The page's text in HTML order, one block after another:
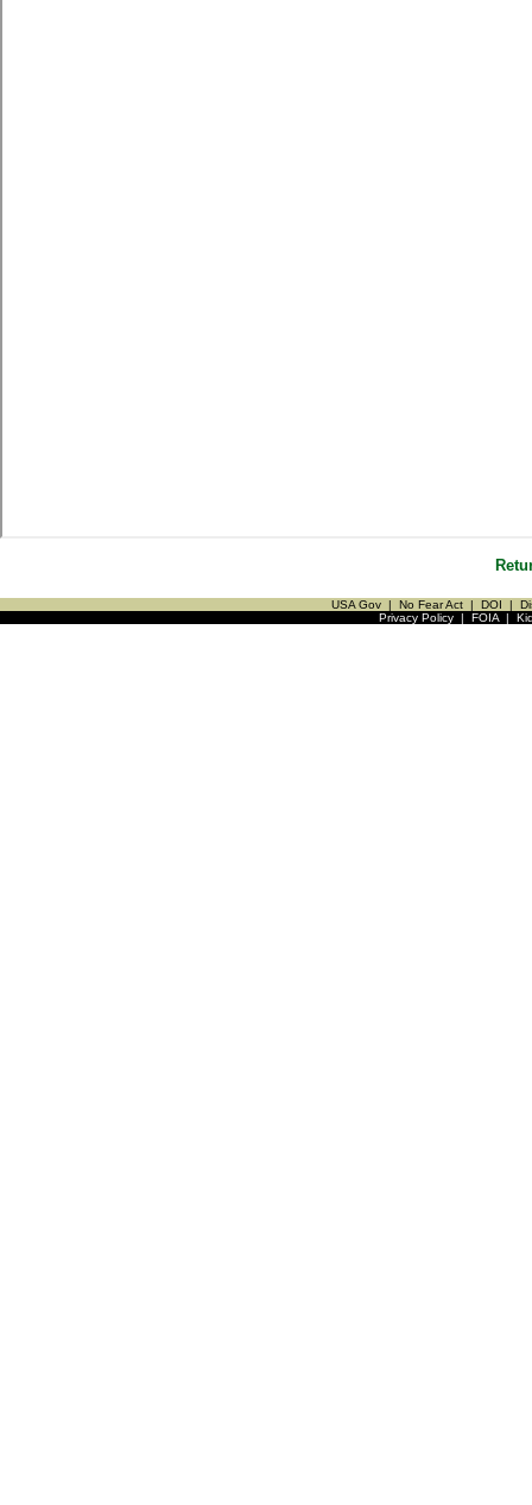
USA Gov | No Fear Act | DOI |
Privacy Policy| FOIA|